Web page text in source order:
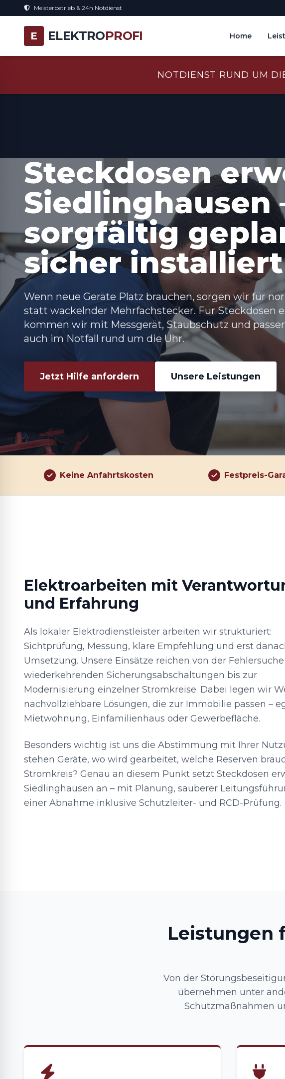
Meisterbetrieb & 24h Notdienst
E ELEKTROPROFI Home
NOTDIENST RUND UM
Steckdosen
Siedlinghausen
sorgfältig
sicher installiert
Wenn neue Geräte Platz brauchen, sorgen wir für
statt wackelnder Mehrfachstecker. Für Steckdosen
kommen wir mit Messgerät, Staubschutz und
auch im Notfall rund um die Uhr.
Jetzt Hilfe anfordern Unsere Leistungen
Keine Anfahrtskosten Festpreis-
Elektroarbeiten mit
und Erfahrung
Als lokaler Elektrodienstleister arbeiten wir strukturiert:
Sichtprüfung, Messung, klare Empfehlung und erst
Umsetzung. Unsere Einsätze reichen von der
wiederkehrenden Sicherungsabschaltungen bis zur
Modernisierung einzelner Stromkreise. Dabei legen wir
nachvollziehbare Lösungen, die zur Immobilie passen –
Mietwohnung, Einfamilienhaus oder Gewerbefläche.
Besonders wichtig ist uns die Abstimmung mit Ihrer
stehen Geräte, wo wird gearbeitet, welche Reserven
Stromkreis? Genau an diesem Punkt setzt Steckdosen
Siedlinghausen an – mit Planung, sauberer
einer Abnahme inklusive Schutzleiter- und RCD-Prüfung.
Leistungen
Von der
übernehmen unter
Schutzmaßnahmen